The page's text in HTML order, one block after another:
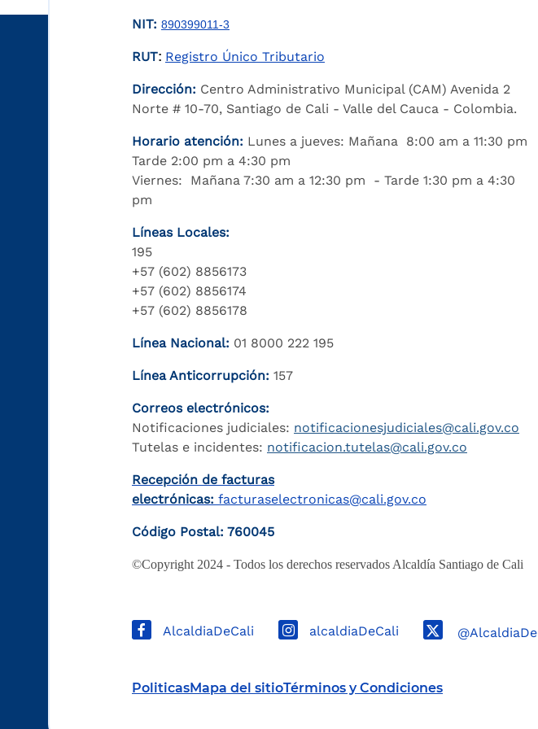
NIT: 890399011-3
RUT: Registro Único Tributario
Dirección: Centro Administrativo Municipal (CAM) Avenida 2
Norte # 10-70, Santiago de Cali - Valle del Cauca - Colombia.
Horario atención: Lunes a jueves: Mañana 8:00 am a 11:30 pm
Tarde 2:00 pm a 4:30 pm
Viernes: Mañana 7:30 am a 12:30 pm - Tarde 1:30 pm a 4:30
pm
Líneas Locales:
195
+57 (602) 8856173
+57 (602) 8856174
+57 (602) 8856178
Línea Nacional: 01 8000 222 195
Línea Anticorrupción: 157
Correos electrónicos:
Notificaciones judiciales: notificacionesjudiciales@cali.gov.co
Tutelas e incidentes: notificacion.tutelas@cali.gov.co
Recepción de facturas
electrónicas: facturaselectronicas@cali.gov.co
Código Postal: 760045
©Copyright 2024 - Todos los derechos reservados Alcaldía Santiago de Cali
AlcaldiaDeCali alcaldiaDeCali
PoliticasMapa del sitioTérminos y Condiciones